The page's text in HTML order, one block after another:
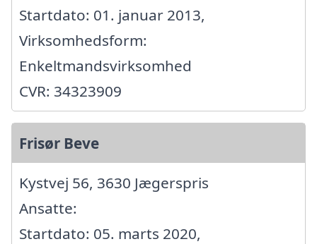
Startdato: 01. januar 2013,
Virksomhedsform:
Enkeltmandsvirksomhed
CVR: 34323909
Frisør Beve
Kystvej 56, 3630 Jægerspris
Ansatte:
Startdato: 05. marts 2020,